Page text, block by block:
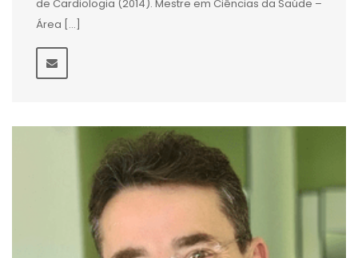
de Cardiologia (2014). Mestre em Ciências da Saúde –
Área […]